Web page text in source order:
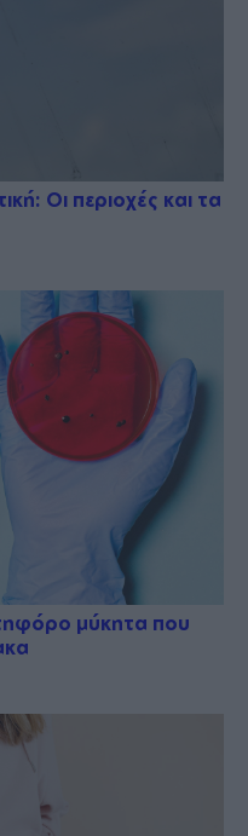
Οι περιοχές και τα
μύκητα που